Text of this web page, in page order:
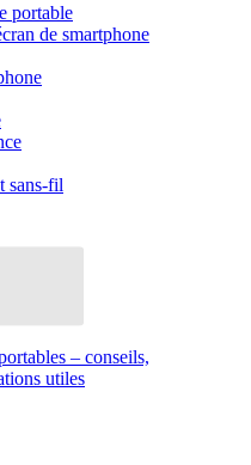
portable
de smartphone
sans-fil
– conseils,
utiles